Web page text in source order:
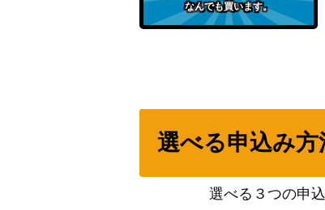
なんでも買います。
選べる申込み方
選べる３つの申